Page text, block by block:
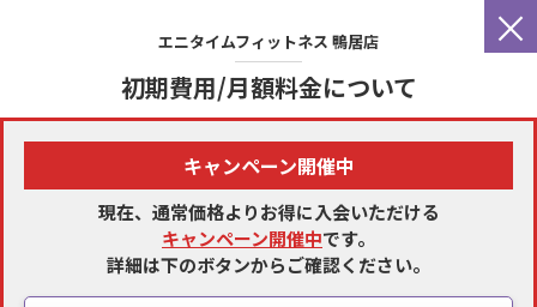
×
エニタイムフィットネス 鴨居店
初期費用/月額料金について
キャンペーン開催中
現在、通常価格よりお得に入会いただける
キャンペーン開催中です。
詳細は下のボタンからご確認ください。